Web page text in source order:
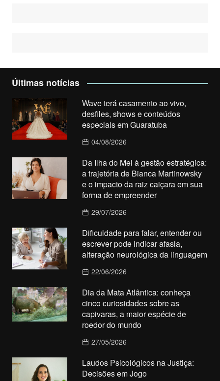
Últimas notícias
Wave terá casamento ao vivo,
desfiles, shows e conteúdos
especiais em Guaratuba
04/08/2026
Da Ilha do Mel à gestão estratégica:
a trajetória de Bianca Martinowsky
e o impacto da raiz caiçara em sua
forma de empreender
29/07/2026
Dificuldade para falar, entender ou
escrever pode indicar afasia,
alteração neurológica da linguagem
22/06/2026
Dia da Mata Atlântica: conheça
cinco curiosidades sobre as
capivaras, a maior espécie de
roedor do mundo
27/05/2026
Laudos Psicológicos na Justiça:
Decisões em Jogo